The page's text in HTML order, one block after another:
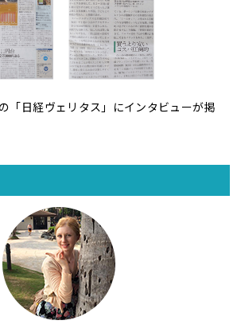
「日経ヴェリタス」にインタビューが掲